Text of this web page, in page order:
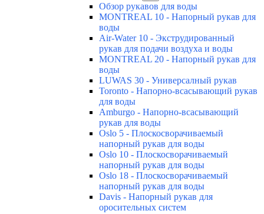
Обзор рукавов для воды
MONTREAL 10 - Напорный рукав для
воды
Air-Water 10 - Экструдированный
рукав для подачи воздуха и воды
MONTREAL 20 - Напорный рукав для
воды
LUWAS 30 - Универсалный рукав
Toronto - Напорно-всасывающий рукав
для воды
Amburgo - Напорно-всасывающий
рукав для воды
Oslo 5 - Плоскосворачиваемый
напорный рукав для воды
Oslo 10 - Плоскосворачиваемый
напорный рукав для воды
Oslo 18 - Плоскосворачиваемый
напорный рукав для воды
Davis - Напорный рукав для
оросительных систем